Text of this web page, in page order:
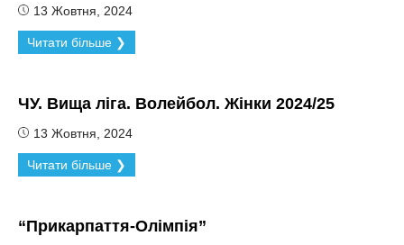
13 Жовтня, 2024
Читати більше ❯
ЧУ. Вища ліга. Волейбол. Жінки 2024/25
13 Жовтня, 2024
Читати більше ❯
“Прикарпаття-Олімпія”